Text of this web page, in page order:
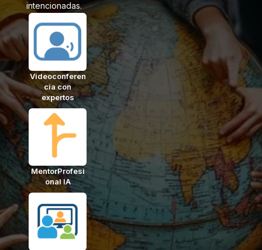
intencionadas.
Videoconferen
cia con
expertos
MentorProfesi
onal IA